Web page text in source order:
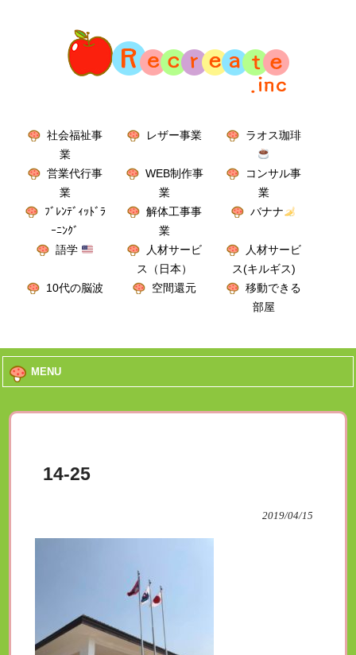
社会福祉事
業
レザー事業 ラオス珈琲
営業代行事
業
WEB制作事
業
コンサル事
業
ﾌﾞﾚﾝﾃﾞｨｯﾄﾞﾗ
ｰﾆﾝｸﾞ
解体工事事
業
バナナ
語学
人材サービ
ス（日本）
人材サービ
ス(キルギス)
10代の脳波
空間還元
移動できる
部屋
MENU
14-25
2019/04/15